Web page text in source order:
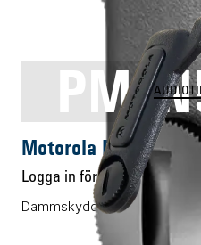
Motorola
Logga in för pris
Dammskydd MTP850 ATEX